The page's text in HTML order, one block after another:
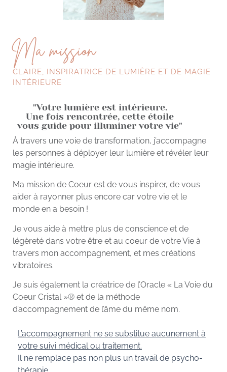
Ma mission
CLAIRE, INSPIRATRICE DE LUMIÈRE ET DE MAGIE
INTÉRIEURE
"Votre lumière est intérieure.
Une fois rencontrée, cette étoile
vous guide pour illuminer votre vie"
À travers une voie de transformation, j’accompagne
les personnes à déployer leur lumière et révéler leur
magie intérieure.
Ma mission de Coeur est de vous inspirer, de vous
aider à rayonner plus encore car votre vie et le
monde en a besoin !
Je vous aide à mettre plus de conscience et de
légèreté dans votre être et au coeur de votre Vie à
travers mon accompagnement, et mes créations
vibratoires.
Je suis également la créatrice de l’Oracle « La Voie du
Coeur Cristal »® et de la méthode
d’accompagnement de l’âme du même nom.
L’accompagnement ne se substitue aucunement à
votre suivi médical ou traitement.
Il ne remplace pas non plus un travail de psycho-